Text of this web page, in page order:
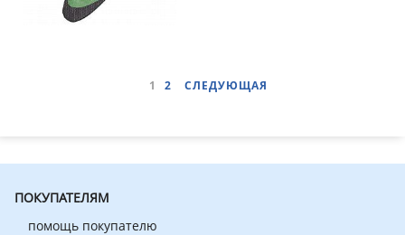
1 2 СЛЕДУЮЩАЯ
ПОКУПАТЕЛЯМ
помощь покупателю